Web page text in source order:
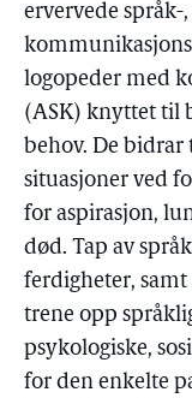
ervervede språk-,
logopeder med
(ASK) knyttet til
behov. De
situasjoner ved
for aspirasjon,
død. Tap av
ferdigheter,
trene opp
psykologiske,
for den enkelte